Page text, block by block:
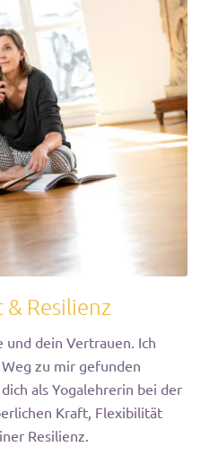
Resilienz
und dein Vertrauen. Ich
zu mir gefunden
als Yogalehrerin bei der
Kraft, Flexibilität
Resilienz.